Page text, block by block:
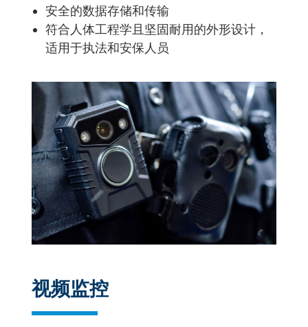
安全的数据存储和传输
符合人体工程学且坚固耐用的外形设计，
适用于执法和安保人员
视频监控